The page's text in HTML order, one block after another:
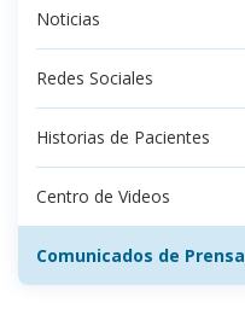
Noticias
Redes Sociales
Historias de Pacientes
Centro de Videos
Comunicados de Prensa